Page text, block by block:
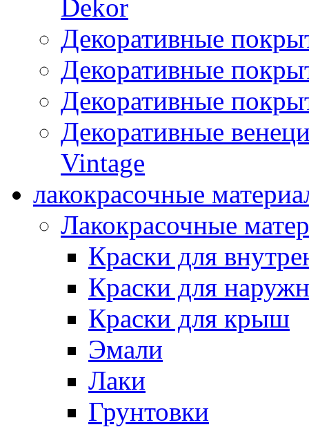
Dekor
Декоративные
Декоративные
Декоративные
Декоративные
Vintage
лакокрасочные
Лакокрасочные
Краски для
Краски для
Краски для крыш
Эмали
Лаки
Грунтовки